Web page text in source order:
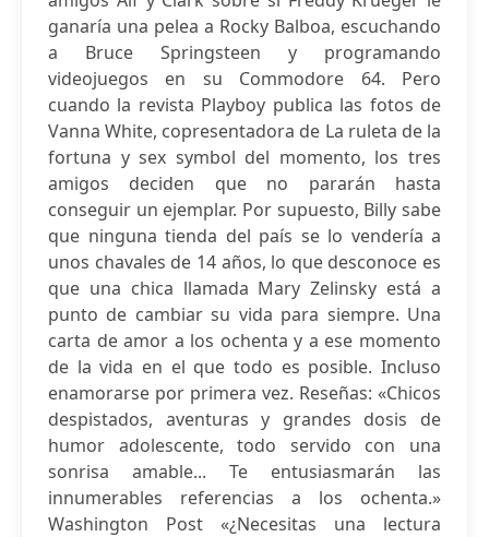
ganaría una pelea a Rocky Balboa, escuchando
a Bruce Springsteen y programando
videojuegos en su Commodore 64. Pero
cuando la revista Playboy publica las fotos de
Vanna White, copresentadora de La ruleta de la
fortuna y sex symbol del momento, los tres
amigos deciden que no pararán hasta
conseguir un ejemplar. Por supuesto, Billy sabe
que ninguna tienda del país se lo vendería a
unos chavales de 14 años, lo que desconoce es
que una chica llamada Mary Zelinsky está a
punto de cambiar su vida para siempre. Una
carta de amor a los ochenta y a ese momento
de la vida en el que todo es posible. Incluso
enamorarse por primera vez. Reseñas: «Chicos
despistados, aventuras y grandes dosis de
humor adolescente, todo servido con una
sonrisa amable... Te entusiasmarán las
innumerables referencias a los ochenta.»
Washington Post «¿Necesitas una lectura